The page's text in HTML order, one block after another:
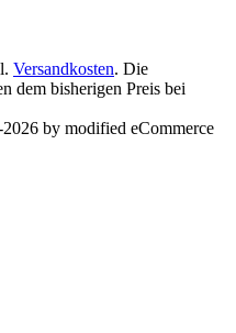
Versandkosten. Die
dem bisherigen Preis bei
by modified eCommerce